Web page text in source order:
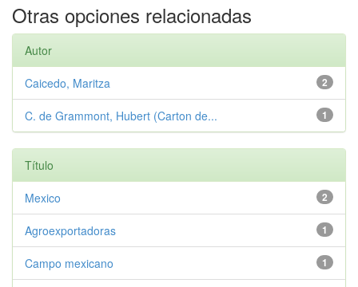
Otras opciones relacionadas
Autor
2
Caicedo, Maritza
1
C. de Grammont, Hubert (Carton de...
Título
2
Mexico
1
Agroexportadoras
1
Campo mexicano